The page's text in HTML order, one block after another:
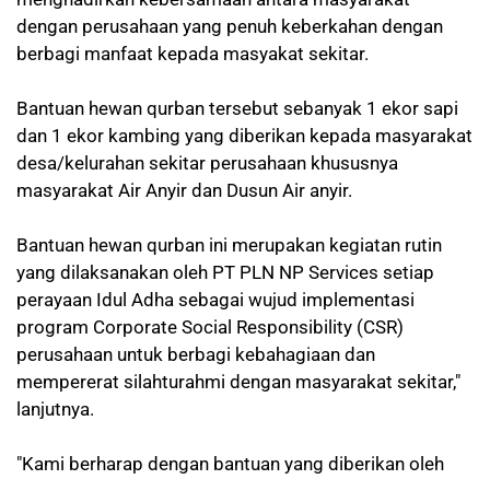
dengan perusahaan yang penuh keberkahan dengan
berbagi manfaat kepada masyakat sekitar.
Bantuan hewan qurban tersebut sebanyak 1 ekor sapi
dan 1 ekor kambing yang diberikan kepada masyarakat
desa/kelurahan sekitar perusahaan khususnya
masyarakat Air Anyir dan Dusun Air anyir.
Bantuan hewan qurban ini merupakan kegiatan rutin
yang dilaksanakan oleh PT PLN NP Services setiap
perayaan Idul Adha sebagai wujud implementasi
program Corporate Social Responsibility (CSR)
perusahaan untuk berbagi kebahagiaan dan
mempererat silahturahmi dengan masyarakat sekitar,"
lanjutnya.
"Kami berharap dengan bantuan yang diberikan oleh